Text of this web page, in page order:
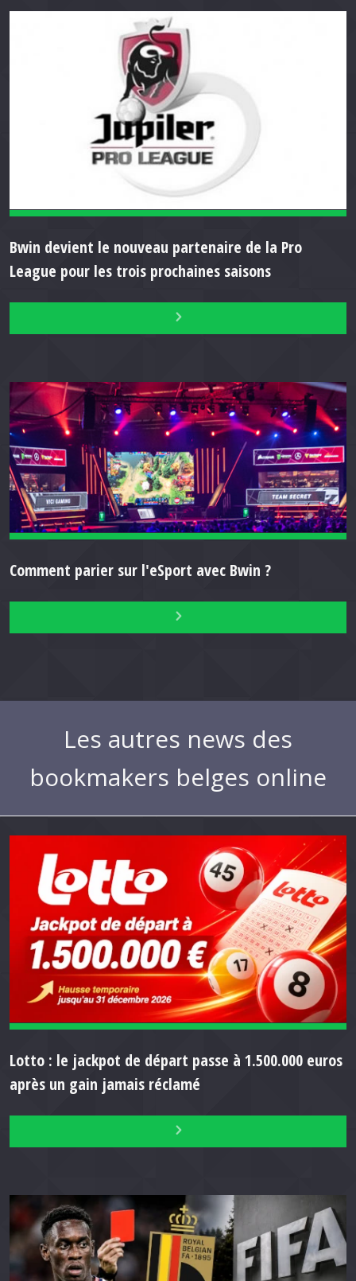
Bwin devient le nouveau partenaire de la Pro
League pour les trois prochaines saisons
Comment parier sur l'eSport avec Bwin ?
Les autres news des
bookmakers belges online
Lotto : le jackpot de départ passe à 1.500.000 euros
après un gain jamais réclamé